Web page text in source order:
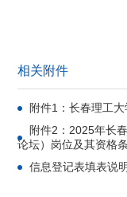
相关附件
附件1：长春理工
附件2：2025年长
论坛）岗位及其资格
信息登记表填表说